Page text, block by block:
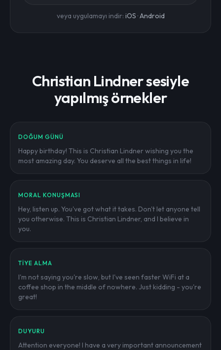
veya uygulamayı indir: iOS ·Android
Christian Lindner sesiyle
yapılmış örnekler
DOĞUM GÜNÜ
Happy birthday! This is Christian Lindner wishing you the
most amazing day. You deserve all the best things in life!
MORAL KONUŞMASI
Hey, listen up. You've got what it takes. Don't let anyone tell
you otherwise. This is Christian Lindner, and I believe in
you.
TIYE ALMA
I'm not saying you're slow, but I've seen faster WiFi at a
coffee shop in the middle of nowhere. Just kidding - you're
great!
DUYURU
Attention everyone! I have a very important announcement